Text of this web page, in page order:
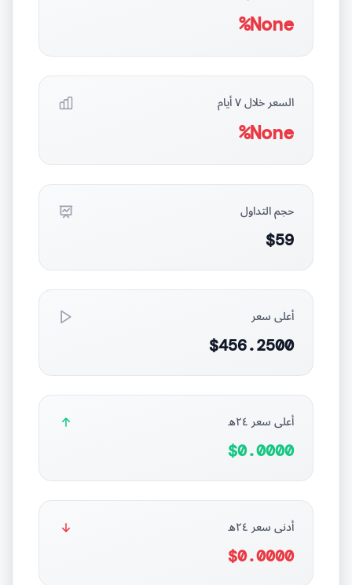
None%
السعر خلال ٧ أيام
None%
حجم التداول
$59
أعلى سعر
$456.2500
أعلى سعر ٢٤ه
$0.0000
أدنى سعر ٢٤ه
$0.0000